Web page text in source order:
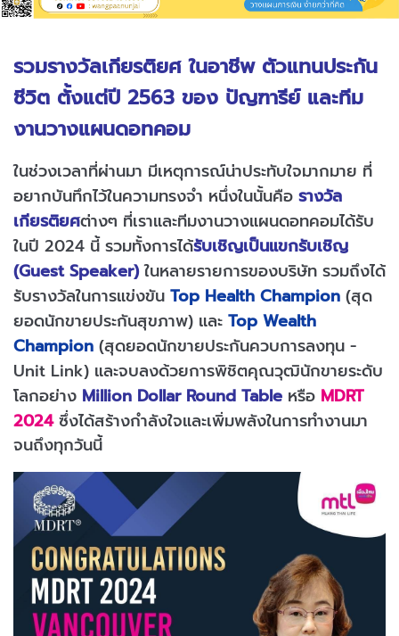
รวมรางวัลเกียรติยศ ในอาชีพ ตัวแทนประกัน
ชีวิต ตั้งแต่ปี 2563 ของ ปัญฑารีย์ และทีม
งานวางแผนดอทคอม
ในช่วงเวลาที่ผ่านมา มีเหตุการณ์น่าประทับใจมากมาย ที่
อยากบันทึกไว้ในความทรงจำ หนึ่งในนั้นคือ รางวัล
เกียรติยศต่างๆ ที่เราและทีมงานวางแผนดอทคอมได้รับ
ในปี 2024 นี้ รวมทั้งการได้รับเชิญเป็นแขกรับเชิญ
(Guest Speaker)ในหลายรายการของบริษัท รวมถึงได้
รับรางวัลในการแข่งขัน Top Health Champion (สุด
ยอดนักขายประกันสุขภาพ) และ Top Wealth
Champion (สุดยอดนักขายประกันควบการลงทุน -
Unit Link) และจบลงด้วยการพิชิตคุณวุฒินักขายระดับ
โลกอย่าง Million Dollar Round Table หรือ MDRT
2024ซึ่งได้สร้างกำลังใจและเพิ่มพลังในการทำงานมา
จนถึงทุกวันนี้